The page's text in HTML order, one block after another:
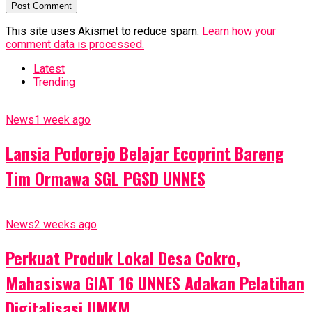
This site uses Akismet to reduce spam. Learn how your
comment data is processed.
Latest
Trending
News1 week ago
Lansia Podorejo Belajar Ecoprint Bareng
Tim Ormawa SGL PGSD UNNES
News2 weeks ago
Perkuat Produk Lokal Desa Cokro,
Mahasiswa GIAT 16 UNNES Adakan Pelatihan